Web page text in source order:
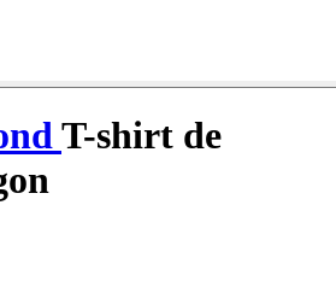
T-shirt de